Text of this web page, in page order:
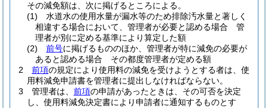
その減免額は、次に掲げるところによる。
(1)
水道水の使用水量が漏水等のため排除汚水量と著しく
相違する場合において、管理者が必要と認める場合 管
理者が別に定める基準により算定した額
(2)
前号に掲げるもののほか、管理者が特に減免の必要が
あると認める場合 その都度管理者が定める額
2
前項の規定により使用料の減免を受けようとする者は、使
用料減免申請書を管理者に提出しなければならない。
3
管理者は、 前項の申請があったときは、その可否を決定
し、使用料減免決定書により申請者に通知するものとす